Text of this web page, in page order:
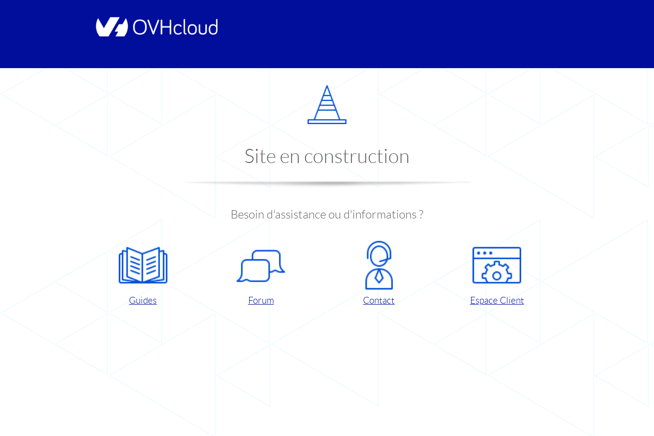
Site en construction
Besoin d'assistance ou d'informations ?
Guides Forum Contact Espace Client